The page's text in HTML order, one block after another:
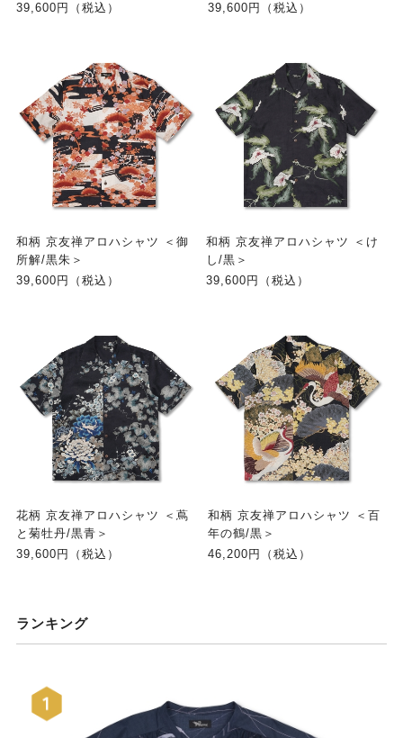
39,600円（税込）
39,600円（税込）
和柄 京友禅アロハシャツ ＜御
所解/黒朱＞
39,600円（税込）
和柄 京友禅アロハシャツ ＜け
し/黒＞
39,600円（税込）
花柄 京友禅アロハシャツ ＜蔦
と菊牡丹/黒青＞
39,600円（税込）
和柄 京友禅アロハシャツ ＜百
年の鶴/黒＞
46,200円（税込）
ランキング